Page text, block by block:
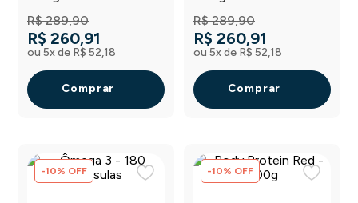
R$ 289,90
R$ 260,91
ou 5x de R$ 52,18
Comprar
R$ 289,90
R$ 260,91
ou 5x de R$ 52,18
Comprar
-10% OFF -10% OFF